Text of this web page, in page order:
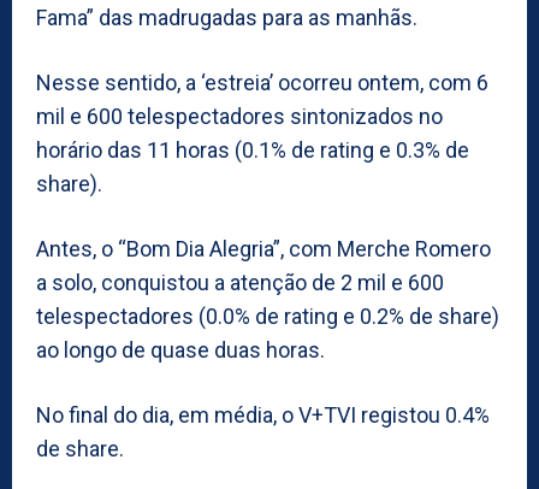
Fama” das madrugadas para as manhãs.
Nesse sentido, a ‘estreia’ ocorreu ontem, com 6
mil e 600 telespectadores sintonizados no
horário das 11 horas (0.1% de rating e 0.3% de
share).
Antes, o “Bom Dia Alegria”, com Merche Romero
a solo, conquistou a atenção de 2 mil e 600
telespectadores (0.0% de rating e 0.2% de share)
ao longo de quase duas horas.
No final do dia, em média, o V+TVI registou 0.4%
de share.